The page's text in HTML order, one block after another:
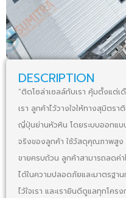
DESCRIPTION
“ติดโซล่าเซลล์กับเรา คุ้มตั้งแต่
เรา ลูกค้าไว้วางใจให้ทางสุมิตร
ญี่ปุ่นย่านหัวหิน โดยระบบออกแบ
จริงของลูกค้า ใช้วัสดุคุณภาพสูง
ขายครบถ้วน ลูกค้าสามารถลดค่
ได้ในความปลอดภัยและมาตรฐ
ไว้ใจเรา และเรายินดีดูแลทุกโคร